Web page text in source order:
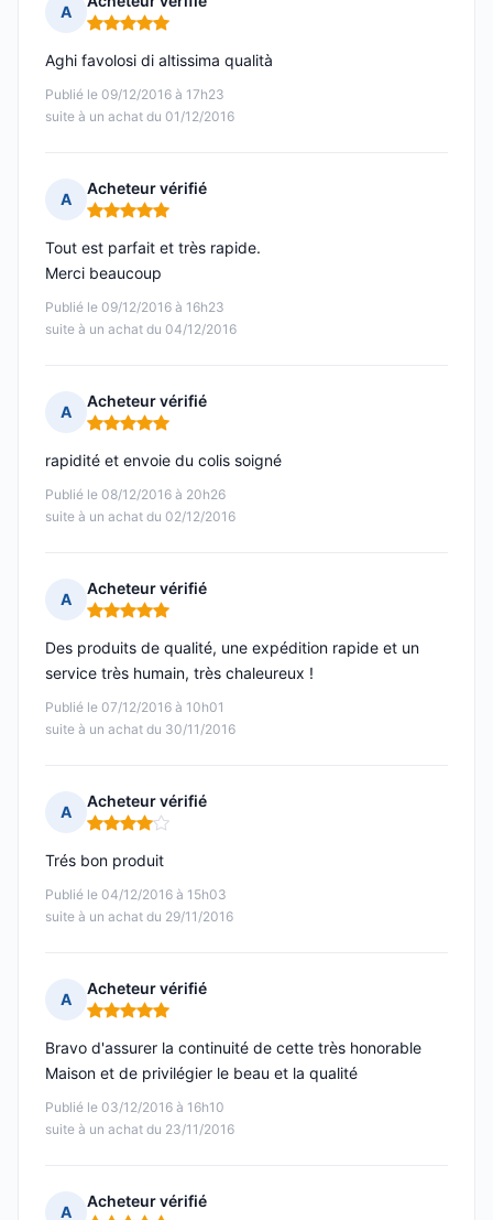
A
Note : 5 sur 5
Publié le 09/12/2016 à 17h23
suite à un achat du 01/12/2016
Aghi favolosi di altissima qualità
A
Acheteur vérifié
Note : 5 sur 5
Publié le 09/12/2016 à 16h23
suite à un achat du 04/12/2016
Tout est parfait et très rapide.
Merci beaucoup
A
Acheteur vérifié
Note : 5 sur 5
Publié le 08/12/2016 à 20h26
suite à un achat du 02/12/2016
rapidité et envoie du colis soigné
A
Acheteur vérifié
Note : 5 sur 5
Publié le 07/12/2016 à 10h01
suite à un achat du 30/11/2016
Des produits de qualité, une expédition rapide et un
service très humain, très chaleureux !
A
Acheteur vérifié
Note : 4 sur 5
Publié le 04/12/2016 à 15h03
suite à un achat du 29/11/2016
Trés bon produit
A
Acheteur vérifié
Note : 5 sur 5
Publié le 03/12/2016 à 16h10
suite à un achat du 23/11/2016
Bravo d'assurer la continuité de cette très honorable
Maison et de privilégier le beau et la qualité
A
Acheteur vérifié